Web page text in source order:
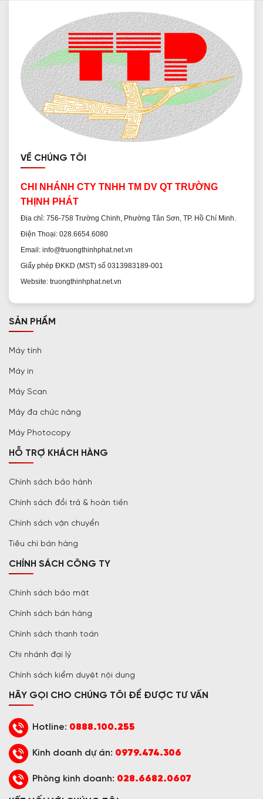
VỀ CHÚNG TÔI
CHI NHÁNH CTY TNHH TM DV QT TRƯỜNG
THỊNH PHÁT
Địa chỉ: 756-758 Trường Chinh, Phường Tân Sơn, TP. Hồ Chí Minh.
Điện Thoại: 028.6654.6080
Email: info@truongthinhphat.net.vn
Giấy phép ĐKKD (MST) số 0313983189-001
Website: truongthinhphat.net.vn
SẢN PHẨM
Máy tính
Máy in
Máy Scan
Máy đa chức năng
Máy Photocopy
HỖ TRỢ KHÁCH HÀNG
Chính sách bảo hành
Chính sách đổi trả & hoàn tiền
Chính sách vận chuyển
Tiêu chí bán hàng
CHÍNH SÁCH CÔNG TY
Chính sách bảo mật
Chính sách bán hàng
Chính sách thanh toán
Chi nhánh đại lý
Chính sách kiểm duyệt nội dung
HÃY GỌI CHO CHÚNG TÔI ĐỂ ĐƯỢC TƯ VẤN
Hotline: 0888.100.255
Kinh doanh dự án: 0979.474.306
Phòng kinh doanh: 028.6682.0607